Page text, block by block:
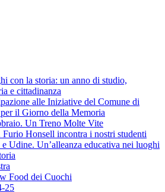
con la storia: un anno di studio,
e cittadinanza
alle Iniziative del Comune di
il Giorno della Memoria
Un Treno Molte Vite
Honsell incontra i nostri studenti
e Udine. Un’alleanza educativa nei luoghi
Food dei Cuochi
25